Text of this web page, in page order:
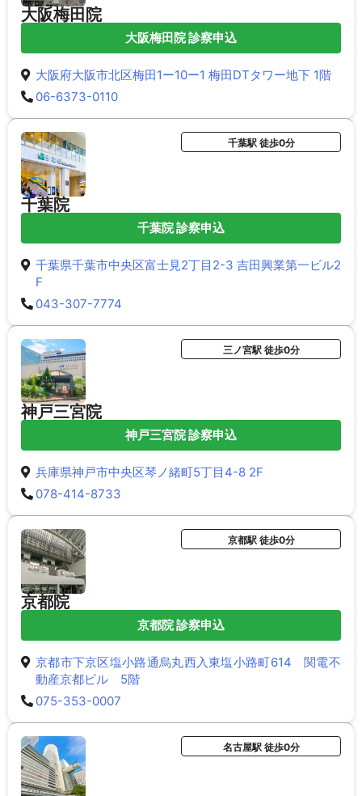
大阪梅田院
大阪梅田院 診察申込
大阪府大阪市北区梅田1ー10ー1 梅田DTタワー地下 1階
06-6373-0110
千葉院
千葉駅 徒歩0分
千葉院 診察申込
千葉県千葉市中央区富士見2丁目2-3 吉田興業第一ビル2
F
043-307-7774
神戸三宮院
三ノ宮駅 徒歩0分
神戸三宮院 診察申込
兵庫県神戸市中央区琴ノ緒町5丁目4-8 2F
078-414-8733
京都院
京都駅 徒歩0分
京都院 診察申込
京都市下京区塩小路通烏丸西入東塩小路町614 関電不
動産京都ビル 5階
075-353-0007
名古屋駅 徒歩0分